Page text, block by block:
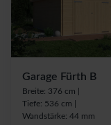
Garage Fürth B
Breite: 376 cm |
Tiefe: 536 cm |
Wandstärke: 44 mm